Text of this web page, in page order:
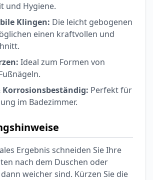
und Hygiene.
Klingen: Die leicht gebogenen
einen kraftvollen und
Ideal zum Formen von
Korrosionsbeständig: Perfekt für
im Badezimmer.
Ergebnis schneiden Sie Ihre
nach dem Duschen oder
weicher sind. Kürzen Sie die